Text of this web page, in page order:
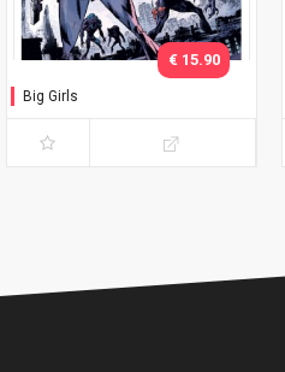
Big Girls
€ 15.90